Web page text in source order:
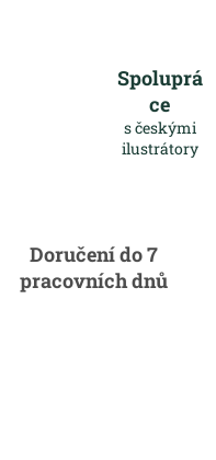
Spoluprá
ce
s českými
ilustrátory
Doručení do 7
pracovních dnů